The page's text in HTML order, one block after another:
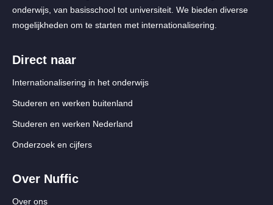
onderwijs, van basisschool tot universiteit. We bieden diverse
mogelijkheden om te starten met internationalisering.
Direct naar
Internationalisering in het onderwijs
Studeren en werken buitenland
Studeren en werken Nederland
Onderzoek en cijfers
Over Nuffic
Over ons